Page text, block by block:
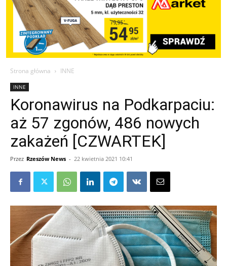
Strona główna INNE
INNE
Koronawirus na Podkarpaciu:
aż 57 zgonów, 486 nowych
zakażeń [CZWARTEK]
Przez Rzeszów News - 22 kwietnia 2021 10:41